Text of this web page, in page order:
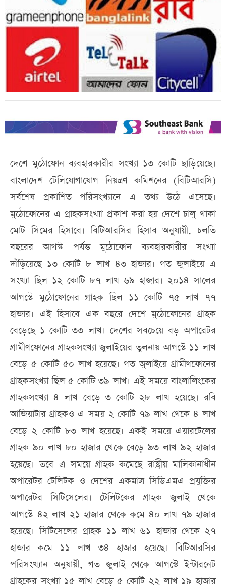
দেশে মুঠোফোন ব্যবহারকারীর সংখ্যা ১৩ কোটি ছাড়িয়েছে।
বাংলাদেশ টেলিযোগাযোগ নিয়ন্ত্রণ কমিশনের (বিটিআরসি)
সর্বশেষ প্রকাশিত পরিসংখ্যানে এ তথ্য উঠে এসেছে।
মুঠোফোনের এ গ্রাহকসংখ্যা প্রকাশ করা হয় দেশে চালু থাকা
মোট সিমের হিসাবে। বিটিআরসির হিসাব অনুযায়ী, চলতি
বছরের আগস্ট পর্যন্ত মুঠোফোন ব্যবহারকারীর সংখ্যা
দাঁড়িয়েছে ১৩ কোটি ৮ লাখ ৪৩ হাজার। গত জুলাইয়ে এ
সংখ্যা ছিল ১২ কোটি ৮৭ লাখ ৬৯ হাজার। ২০১৪ সালের
আগস্টে মুঠোফোনের গ্রাহক ছিল ১১ কোটি ৭৫ লাখ ৭৭
হাজার। এই হিসাবে এক বছরে দেশে মুঠোফোনের গ্রাহক
বেড়েছে ১ কোটি ৩৩ লাখ। দেশের সবচেয়ে বড় অপারেটর
গ্রামীণফোনের গ্রাহকসংখ্যা জুলাইয়ের তুলনায় আগস্টে ১১ লাখ
বেড়ে ৫ কোটি ৫০ লাখ হয়েছে। গত জুলাইয়ে গ্রামীণফোনের
গ্রাহকসংখ্যা ছিল ৫ কোটি ৩৯ লাখ। এই সময়ে বাংলালিংকের
গ্রাহকসংখ্যা ৪ লাখ বেড়ে ৩ কোটি ২৮ লাখ হয়েছে। রবি
আজিয়াটার গ্রাহকও এ সময় ২ কোটি ৭৯ লাখ থেকে ৪ লাখ
বেড়ে ২ কোটি ৮৩ লাখ হয়েছে। একই সময়ে এয়ারটেলের
গ্রাহক ৯০ লাখ ৮০ হাজার থেকে বেড়ে ৯৩ লাখ ৯২ হাজার
হয়েছে। তবে এ সময়ে গ্রাহক কমেছে রাষ্ট্রীয় মালিকানাধীন
অপারেটর টেলিটক ও দেশের একমাত্র সিডিএমএ প্রযুক্তির
অপারেটর সিটিসেলের। টেলিটকের গ্রাহক জুলাই থেকে
আগস্টে ৪২ লাখ ২১ হাজার থেকে কমে ৪০ লাখ ৭৯ হাজার
হয়েছে। সিটিসেলের গ্রাহক ১১ লাখ ৬১ হাজার থেকে ২৭
হাজার কমে ১১ লাখ ৩৪ হাজার হয়েছে। বিটিআরসির
পরিসংখ্যান অনুযায়ী, গত জুলাই থেকে আগস্টে ইন্টারনেট
গ্রাহকের সংখ্যা ১৫ লাখ বেড়ে ৫ কোটি ২২ লাখ ১৯ হাজার